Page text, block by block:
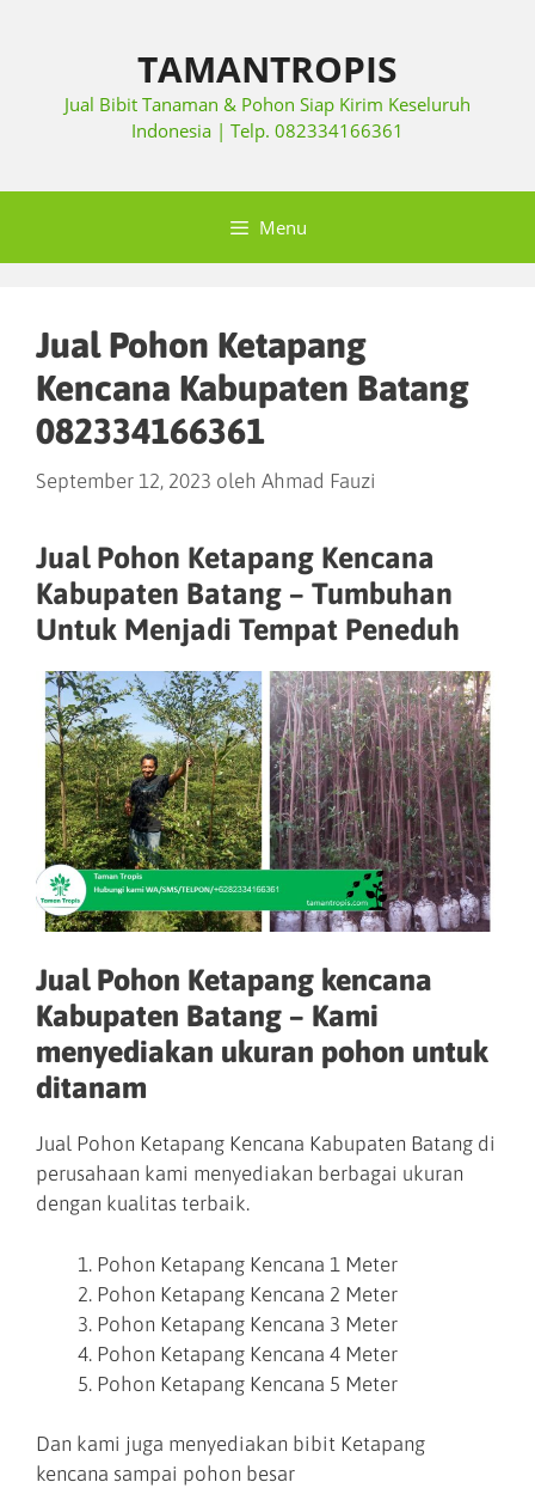
TAMANTROPIS
Jual Bibit Tanaman & Pohon Siap Kirim Keseluruh
Indonesia | Telp. 082334166361
Menu
Jual Pohon Ketapang
Kencana Kabupaten Batang
082334166361
September 12, 2023 oleh Ahmad Fauzi
Jual Pohon Ketapang Kencana
Kabupaten Batang – Tumbuhan
Untuk Menjadi Tempat Peneduh
Jual Pohon Ketapang kencana
Kabupaten Batang – Kami
menyediakan ukuran pohon untuk
ditanam
Jual Pohon Ketapang Kencana Kabupaten Batang di
perusahaan kami menyediakan berbagai ukuran
dengan kualitas terbaik.
Pohon Ketapang Kencana 1 Meter
Pohon Ketapang Kencana 2 Meter
Pohon Ketapang Kencana 3 Meter
Pohon Ketapang Kencana 4 Meter
Pohon Ketapang Kencana 5 Meter
Dan kami juga menyediakan bibit Ketapang
kencana sampai pohon besar